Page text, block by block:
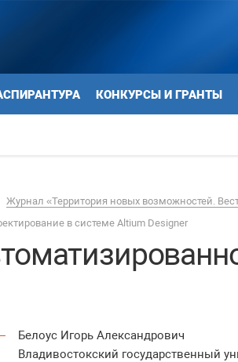
КОНКУРСЫ И ГРАНТЫ
Журнал «Территория новых возможностей.
в системе Altium Designer
Белоус Игорь Александрович
Владивостокский государственный